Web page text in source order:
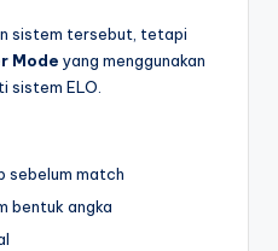
sistem tersebut, tetapi
Mode yang menggunakan
sistem ELO.
sebelum match
bentuk angka